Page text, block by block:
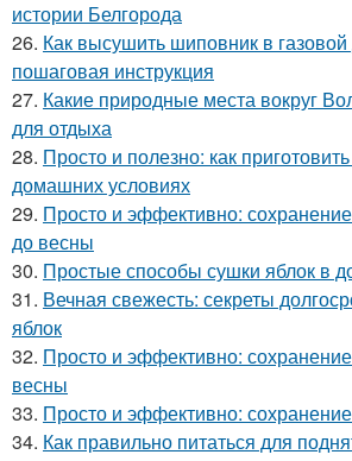
истории Белгорода
26. Как высушить шиповник в газовой
пошаговая инструкция
27. Какие природные места вокруг
для отдыха
28. Просто и полезно: как
домашних условиях
29. Просто и эффективно:
до весны
30. Простые способы сушки яблок в
31. Вечная свежесть: секреты
яблок
32. Просто и эффективно:
весны
33. Просто и эффективно:
34. Как правильно питаться для